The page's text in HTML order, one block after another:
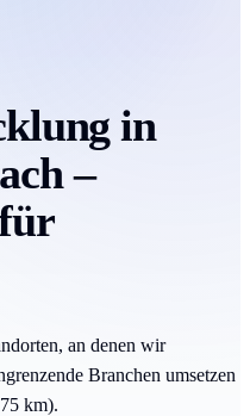
in
–
an denen wir
Branchen umsetzen
km).